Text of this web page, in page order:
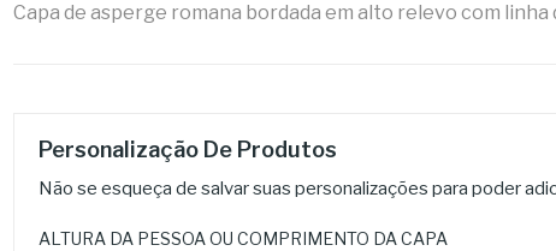
Capa de asperge romana bordada em alto relevo com linha
Personalização De Produtos
Não se esqueça de salvar suas personalizações para poder
ALTURA DA PESSOA OU COMPRIMENTO DA CAPA